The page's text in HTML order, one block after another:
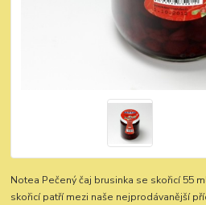
Notea Pečený čaj brusinka se skořicí 55
skořicí patří mezi naše nejprodávanější